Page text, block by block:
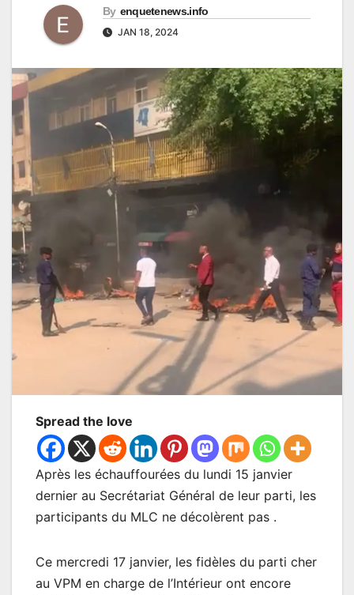
By enquetenews.info
JAN 18, 2024
Spread the love
Après les échauffourées du lundi 15 janvier
dernier au Secrétariat Général de leur parti, les
participants du MLC ne décolèrent pas .
Ce mercredi 17 janvier, les fidèles du parti cher
au VPM en charge de l’Intérieur ont encore